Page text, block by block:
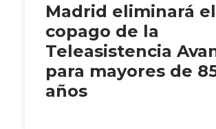
Madrid eliminará el
copago de la
Teleasistencia
para mayores de
años